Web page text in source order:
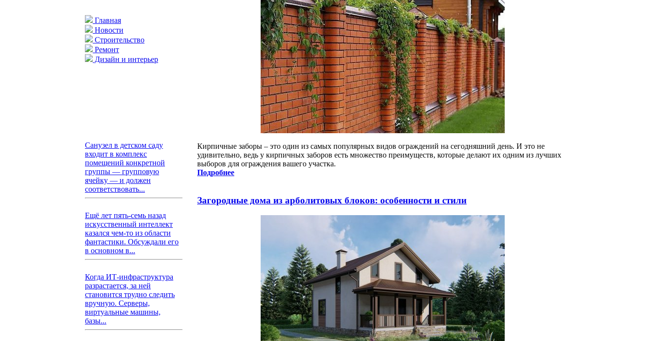
Главная
Новости
Строительство
Ремонт
Дизайн и интерьер
Санузел в детском саду
входит в комплекс
помещений конкретной
группы — групповую
ячейку — и должен
соответствовать...
Ещё лет пять-семь назад
искусственный интеллект
казался чем-то из области
фантастики. Обсуждали его
в основном в...
Когда ИТ-инфраструктура
разрастается, за ней
становится трудно следить
вручную. Серверы,
виртуальные машины,
базы...
Кирпичные заборы – это один из самых популярных видов ограждений на сегодняшний день. И это не
удивительно, ведь у кирпичных заборов есть множество преимуществ, которые делают их одним из лучших
выборов для ограждения вашего участка.
Подробнее
Загородные дома из арболитовых блоков: особенности и стили